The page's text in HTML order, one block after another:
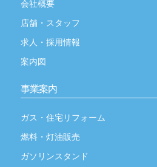
会社概要
店舗・スタッフ
求人・採用情報
案内図
事業案内
ガス・住宅リフォーム
燃料・灯油販売
ガソリンスタンド